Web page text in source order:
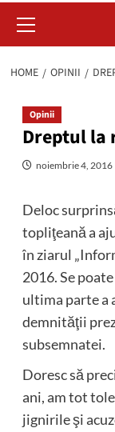
Menu
HOME OPINII
Opinii
Dreptul la
noiembrie 4, 2016
Deloc
topliţeană a
în ziarul
2016. Se
ultima parte a
demnităţii
subsemnatei.
Doresc să
ani, am tot
jignirile şi